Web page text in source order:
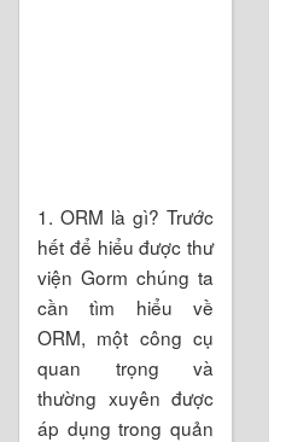
1. ORM là gì? Trước
hết để hiểu được thư
viện Gorm chúng ta
cần tìm hiểu về
ORM, một công cụ
quan trọng và
thường xuyên được
áp dụng trong quản